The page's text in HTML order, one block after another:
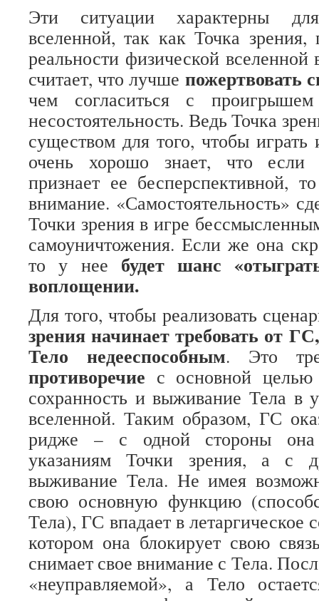
Эти ситуации характерны
вселенной, так как Точка
реальности физической вселенной
считает, что лучше пожертвовать
чем согласиться с
несостоятельность. Ведь Точка
существом для того, чтобы
очень хорошо знает, что если
признает ее бесперспективной,
внимание. «Самостоятельность»
Точки зрения в игре
самоуничтожения. Если же она
то у нее будет шанс
воплощении.
Для того, чтобы реализовать
зрения начинает требовать от
Тело недееспособным. Это
противоречие с основной
сохранность и выживание Тела в
вселенной. Таким образом, ГС
ридже – с одной стороны она
указаниям Точки зрения, а с
выживание Тела. Не имея
свою основную функцию
Тела), ГС впадает в летаргическое
котором она блокирует свою
снимает свое внимание с Тела.
«неуправляемой», а Тело